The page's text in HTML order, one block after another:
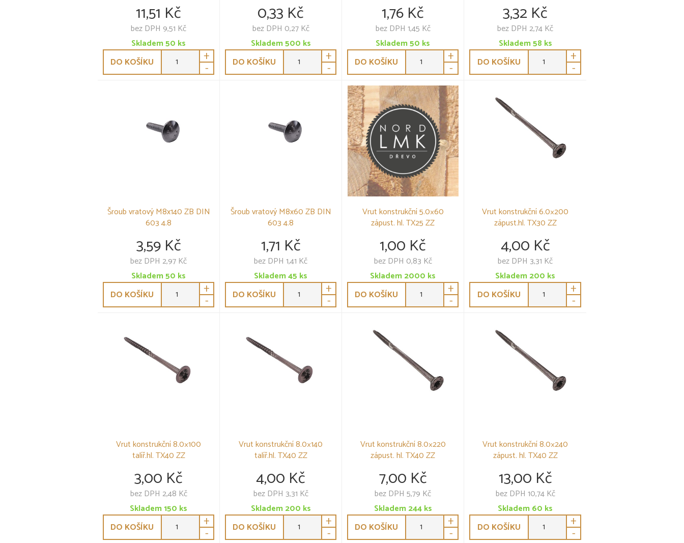
11,51 Kč
bez DPH 9,51 Kč
Skladem50 ks
DO KOŠÍKU
+
-
0,33 Kč
bez DPH 0,27 Kč
Skladem500 ks
DO KOŠÍKU
+
-
1,76 Kč
bez DPH 1,45 Kč
Skladem50 ks
DO KOŠÍKU
+
-
3,32 Kč
bez DPH 2,74 Kč
Skladem58 ks
DO KOŠÍKU
+
-
Šroub vratový M8x140 ZB DIN
603 4.8
3,59 Kč
bez DPH 2,97 Kč
Skladem50 ks
DO KOŠÍKU
+
-
Šroub vratový M8x60 ZB DIN
603 4.8
1,71 Kč
bez DPH 1,41 Kč
Skladem45 ks
DO KOŠÍKU
+
-
Vrut konstrukční 5.0×60
zápust. hl. TX25 ZZ
1,00 Kč
bez DPH 0,83 Kč
Skladem2000 ks
DO KOŠÍKU
+
-
Vrut konstrukční 6.0×200
zápust.hl. TX30 ZZ
4,00 Kč
bez DPH 3,31 Kč
Skladem200 ks
DO KOŠÍKU
+
-
Vrut konstrukční 8.0×100
talíř.hl. TX40 ZZ
3,00 Kč
bez DPH 2,48 Kč
Skladem150 ks
DO KOŠÍKU
+
-
Vrut konstrukční 8.0×140
talíř.hl. TX40 ZZ
4,00 Kč
bez DPH 3,31 Kč
Skladem200 ks
DO KOŠÍKU
+
-
Vrut konstrukční 8.0×220
zápust. hl. TX40 ZZ
7,00 Kč
bez DPH 5,79 Kč
Skladem244ks
DO KOŠÍKU
+
-
Vrut konstrukční 8.0×240
zápust. hl. TX40 ZZ
13,00 Kč
bez DPH 10,74 Kč
Skladem60 ks
DO KOŠÍKU
+
-